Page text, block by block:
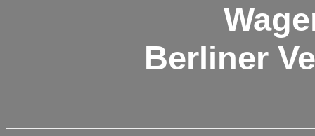
Berliner